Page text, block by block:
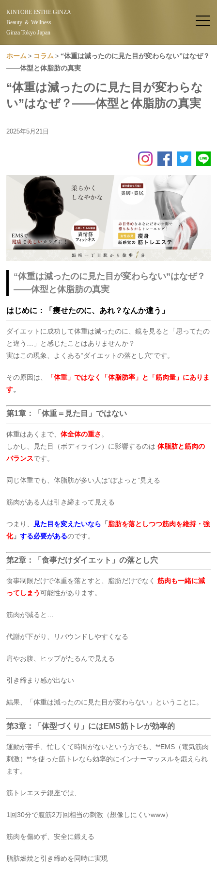
KINTORE ESTHE GINZA
Beauty ＆ Wellness
Ginza Tokyo Japan
ホーム コラム
“体重は減ったのに見た目が変わらない”はなぜ？
——体型と体脂肪の真実
“体重は減ったのに見た目が変わらな
い”はなぜ？——体型と体脂肪の真実
2025年5月21日
“体重は減ったのに見た目が変わらない”はなぜ？
——体型と体脂肪の真実
はじめに：「痩せたのに、あれ？なんか違う」
ダイエットに成功して体重は減ったのに、鏡を見ると「思ってたの
と違う…」と感じたことはありませんか？
実はこの現象、よくある“ダイエットの落とし穴”です。
その原因は、
「体重」ではなく「体脂肪率」と「筋肉量」にありま
す。
第1章：「体重＝見た目」ではない
体重はあくまで、体全体の重さ 。
しかし、見た目（ボディライン）に影響するのは体脂肪と筋肉の
バランスです。
同じ体重でも、体脂肪が多い人は“ぽよっと”見える
筋肉がある人は引き締まって見える
つまり、 見た目を変えたいなら 「 脂肪を落としつつ筋肉を維持・強
化」する必要があるのです。
第2章：「食事だけダイエット」の落とし穴
食事制限だけで体重を落とすと、脂肪だけでなく筋肉も一緒に減
ってしまう可能性があります。
筋肉が減ると…
代謝が下がり、リバウンドしやすくなる
肩やお腹、ヒップがたるんで見える
引き締まり感が出ない
結果、「体重は減ったのに見た目が変わらない」ということに。
第3章：「体型づくり」にはEMS筋トレが効率的
運動が苦手、忙しくて時間がないという方でも、**EMS（電気筋肉
刺激）**を使った筋トレなら効率的にインナーマッスルを鍛えられ
ます。
筋トレエステ銀座では、
1回30分で腹筋2万回相当の刺激（想像しにくいwww）
筋肉を傷めず、安全に鍛える
脂肪燃焼と引き締めを同時に実現